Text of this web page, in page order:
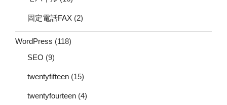
固定電話FAX (2)
WordPress (118)
SEO (9)
twentyfifteen (15)
twentyfourteen (4)